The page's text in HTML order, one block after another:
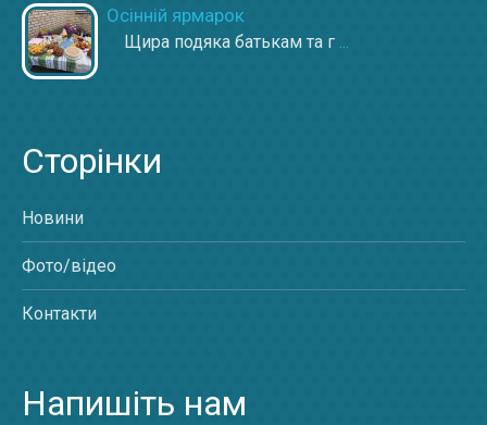
Осінній ярмарок
Щира подяка батькам та г ...
Сторінки
Новини
Фото/відео
Контакти
Напишіть нам